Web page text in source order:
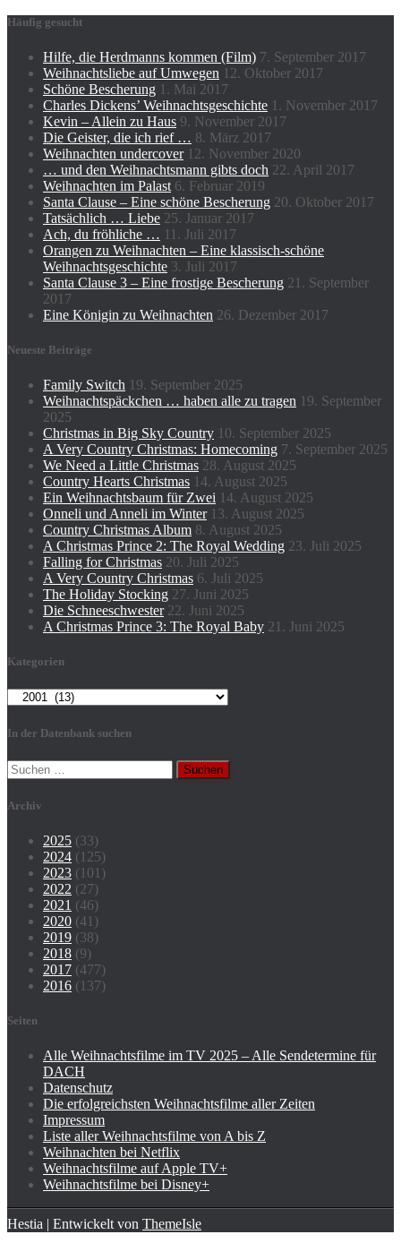
Häufig gesucht
Hilfe, die Herdmanns kommen (Film) 7. September 2017
Weihnachtsliebe auf Umwegen 12. Oktober 2017
Schöne Bescherung 1. Mai 2017
Charles Dickens’ Weihnachtsgeschichte 1. November 2017
Kevin – Allein zu Haus 9. November 2017
Die Geister, die ich rief … 8. März 2017
Weihnachten undercover 12. November 2020
… und den Weihnachtsmann gibts doch 22. April 2017
Weihnachten im Palast 6. Februar 2019
Santa Clause – Eine schöne Bescherung 20. Oktober 2017
Tatsächlich … Liebe 25. Januar 2017
Ach, du fröhliche … 11. Juli 2017
Orangen zu Weihnachten – Eine klassisch-schöne
Weihnachtsgeschichte 3. Juli 2017
Santa Clause 3 – Eine frostige Bescherung 21. September
2017
Eine Königin zu Weihnachten 26. Dezember 2017
Neueste Beiträge
Family Switch 19. September 2025
Weihnachtspäckchen … haben alle zu tragen 19. September
2025
Christmas in Big Sky Country 10. September 2025
A Very Country Christmas: Homecoming 7. September 2025
We Need a Little Christmas 28. August 2025
Country Hearts Christmas 14. August 2025
Ein Weihnachtsbaum für Zwei 14. August 2025
Onneli und Anneli im Winter 13. August 2025
Country Christmas Album 8. August 2025
A Christmas Prince 2: The Royal Wedding 23. Juli 2025
Falling for Christmas 20. Juli 2025
A Very Country Christmas 6. Juli 2025
The Holiday Stocking 27. Juni 2025
Die Schneeschwester 22. Juni 2025
A Christmas Prince 3: The Royal Baby 21. Juni 2025
Kategorien
Kategorien
In der Datenbank suchen
Suchen
nach:
Archiv
2025 (33)
2024 (125)
2023 (101)
2022 (27)
2021 (46)
2020 (41)
2019 (38)
2018 (9)
2017 (477)
2016 (137)
Seiten
Alle Weihnachtsfilme im TV 2025 – Alle Sendetermine für
DACH
Datenschutz
Die erfolgreichsten Weihnachtsfilme aller Zeiten
Impressum
Liste aller Weihnachtsfilme von A bis Z
Weihnachten bei Netflix
Weihnachtsfilme auf Apple TV+
Weihnachtsfilme bei Disney+
Hestia | Entwickelt von ThemeIsle